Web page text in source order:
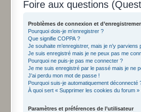
Foire aux questions
Problèmes de connexion et
Pourquoi dois-je m’enregistrer ?
Que signifie COPPA ?
Je souhaite m’enregistrer, mais je n’y parviens
Je suis enregistré mais je ne peux pas me
Pourquoi ne puis-je pas me connecter ?
Je me suis enregistré par le passé mais je ne
J’ai perdu mon mot de passe !
Pourquoi suis-je automatiquement déconnecté
À quoi sert « Supprimer les cookies du forum »
Paramètres et préférences de l’utilisateur